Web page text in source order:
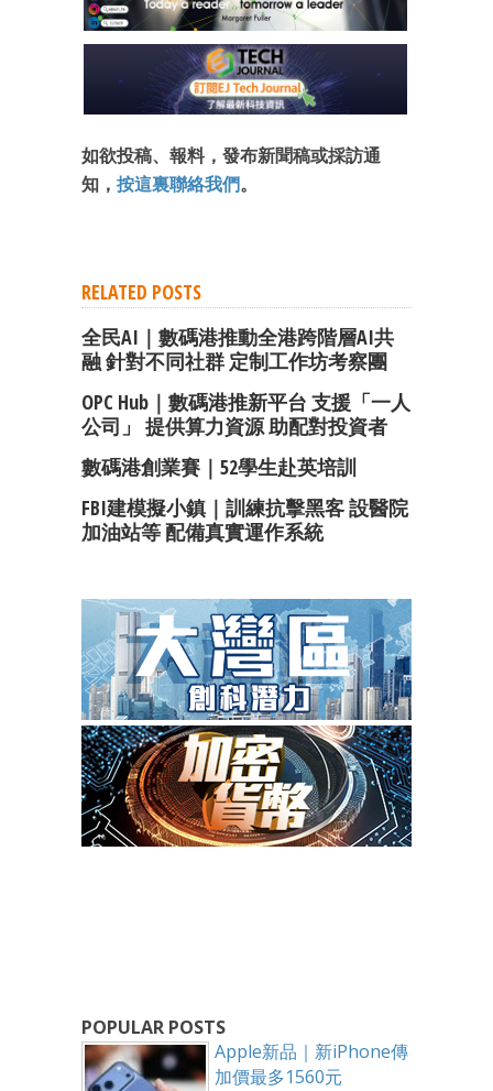
如欲投稿、報料，發布新聞稿或採訪通
知， 按這裏聯絡我們。
RELATED POSTS
全民AI｜數碼港推動全港跨階層AI共
融 針對不同社群 定制工作坊考察團
OPC Hub｜數碼港推新平台 支援「一人
公司」 提供算力資源 助配對投資者
數碼港創業賽｜52學生赴英培訓
FBI建模擬小鎮｜訓練抗擊黑客 設醫院
加油站等 配備真實運作系統
POPULAR POSTS
Apple新品｜新iPhone傳
加價最多1560元